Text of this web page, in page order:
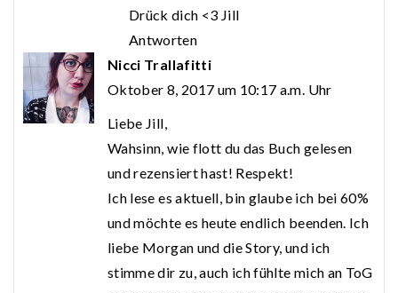
Drück dich <3 Jill
Antworten
Nicci Trallafitti
Oktober 8, 2017 um 10:17 a.m. Uhr
Liebe Jill,
Wahsinn, wie flott du das Buch gelesen
und rezensiert hast! Respekt!
Ich lese es aktuell, bin glaube ich bei 60%
und möchte es heute endlich beenden. Ich
liebe Morgan und die Story, und ich
stimme dir zu, auch ich fühlte mich an ToG